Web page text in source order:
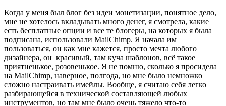
Когда у меня был блог без идеи монетизации, понятное дело,
мне не хотелось вкладывать много денег, я смотрела, какие
есть бесплатные опции и все те блогеры, на которых я была
подписана, использовали MailChimp. Я начала им
пользоваться, он как мне кажется, просто мечта любого
дизайнера, он красивый, там куча шаблонов, всё такое
приятненькое, розовенькое. Я не помню, сколько я просидела
на MailChimp, наверное, полгода, но мне было немножко
сложно настраивать имейлы. Вообще, я считаю себя легко
разбирающейся в технической составляющей любых
инструментов, но там мне было очень тяжело что-то